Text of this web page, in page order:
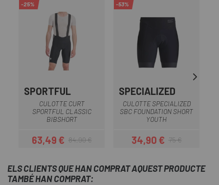
-25%
SPORTFUL
CULOTTE CURT
SPORTFUL CLASSIC
BIBSHORT
Preu
63,49 €Preu regular
84,90 €
-53%
SPECIALIZED
CULOTTE SPECIALIZED
SBC FOUNDATION SHORT
YOUTH
Preu
34,90 €Preu regular
75 €
ELS CLIENTS QUE HAN COMPRAT AQUEST PRODUCTE
TAMBÉ HAN COMPRAT: